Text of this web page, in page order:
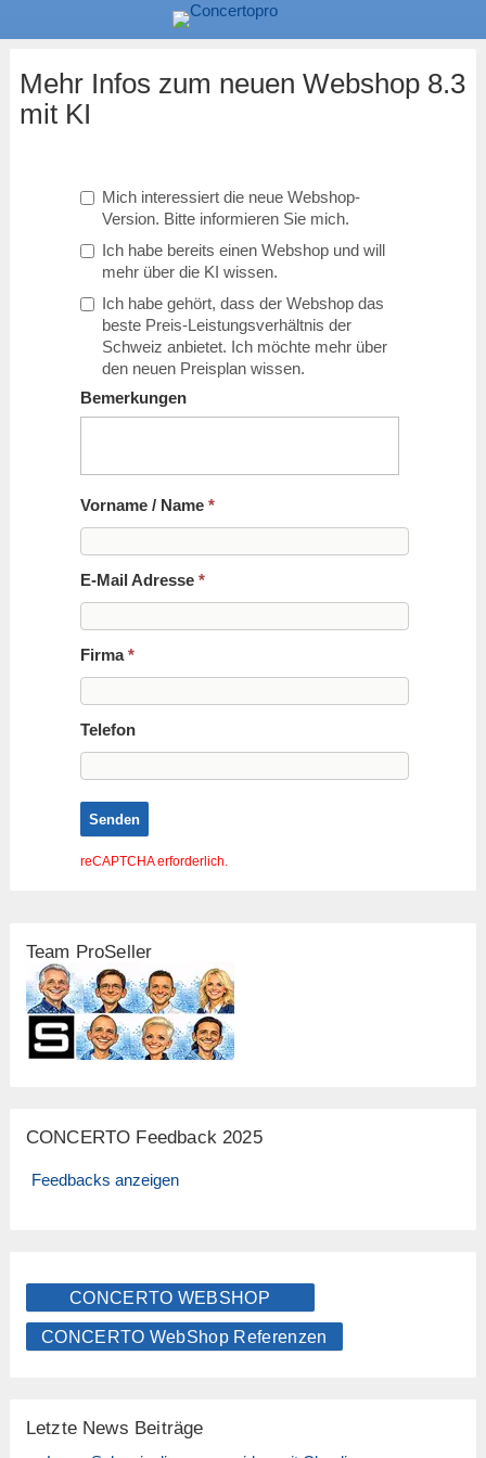
Mehr Infos zum neuen Webshop 8.3
mit KI
Mich interessiert die neue Webshop-
Version. Bitte informieren Sie mich.
Ich habe bereits einen Webshop und will
mehr über die KI wissen.
Ich habe gehört, dass der Webshop das
beste Preis-Leistungsverhältnis der
Schweiz anbietet. Ich möchte mehr über
den neuen Preisplan wissen.
Bemerkungen
Vorname / Name*
E-Mail Adresse*
Firma*
Telefon
Senden
reCAPTCHA erforderlich.
Team ProSeller
CONCERTO Feedback 2025
Feedbacks anzeigen
CONCERTO WEBSHOP
CONCERTO WebShop Referenzen
Letzte News Beiträge